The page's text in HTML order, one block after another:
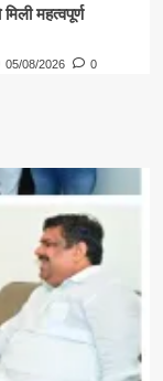
महत्वपूर्ण
05/08/2026 0